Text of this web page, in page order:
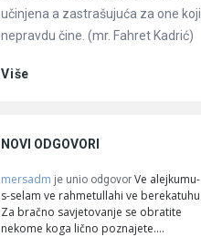
učinjena a zastrašujuća za one koji
nepravdu čine. (mr. Fahret Kadrić)
Više
NOVI ODGOVORI
mersadm je unio odgovor Ve alejkumu-
s-selam ve rahmetullahi ve berekatuhu
Za bračno savjetovanje se obratite
nekome koga lično poznajete.…